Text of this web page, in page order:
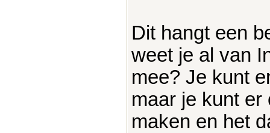
Dit hangt een
weet je al van
mee? Je kunt
maar je kunt
maken en het